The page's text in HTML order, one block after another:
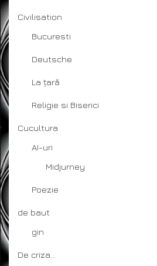
Civilisation
Bucuresti
Deutsche
La țară
Religie si Biserici
Cucultura
AI-uri
Midjurney
Poezie
de baut
gin
De criza…